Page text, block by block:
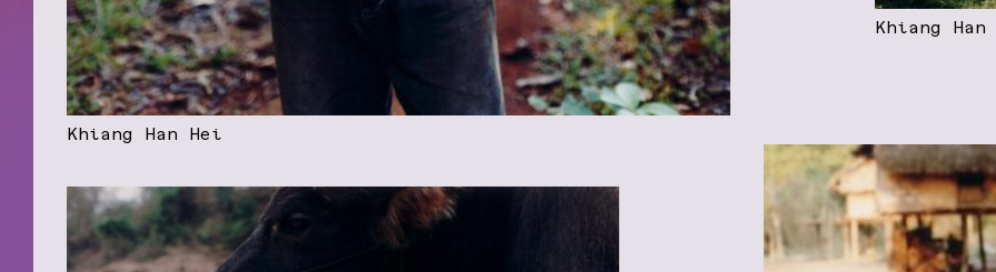
Khiang Han Hei
Khiang Han